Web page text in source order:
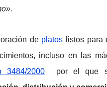
de platos listos para
incluso en las
3484/2000por el que